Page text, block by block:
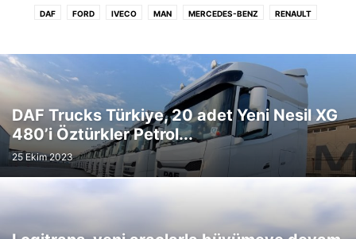
DAF FORD IVECO MAN MERCEDES-BENZ RENAULT
DAF Trucks Türkiye, 20 adet Yeni Nesil XG
480’i Öztürkler Petrol...
25 Ekim 2023